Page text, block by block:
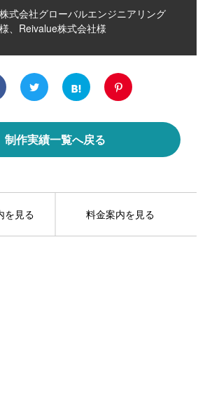
株式会社グローバルエンジニアリング
様、Reivalue株式会社様
制作実績一覧へ戻る
を見る 料金案内を見る